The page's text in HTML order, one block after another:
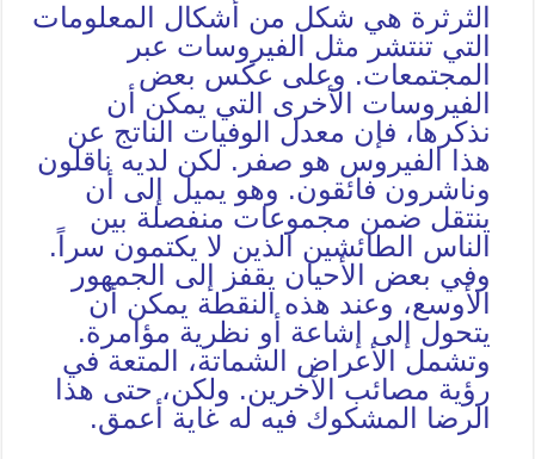
الثرثرة هي شكل من أشكال المعلومات
التي تنتشر مثل الفيروسات عبر
المجتمعات. وعلى عكس بعض
الفيروسات الأخرى التي يمكن أن
نذكرها، فإن معدل الوفيات الناتج عن
هذا الفيروس هو صفر. لكن لديه ناقلون
وناشرون فائقون. وهو يميل إلى أن
ينتقل ضمن مجموعات منفصلة بين
الناس الطائشين الذين لا يكتمون سراً.
وفي بعض الأحيان يقفز إلى الجمهور
الأوسع، وعند هذه النقطة يمكن أن
يتحول إلى إشاعة أو نظرية مؤامرة.
وتشمل الأعراض الشماتة، المتعة في
رؤية مصائب الآخرين. ولكن، حتى هذا
الرضا المشكوك فيه له غاية أعمق.